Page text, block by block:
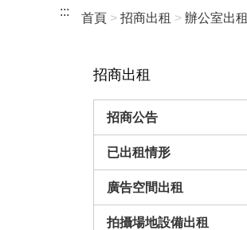
::: 首頁 招商出租 辦公室出租
招商出租
招商公告
已出租情形
廣告空間出租
拍攝場地設備出租